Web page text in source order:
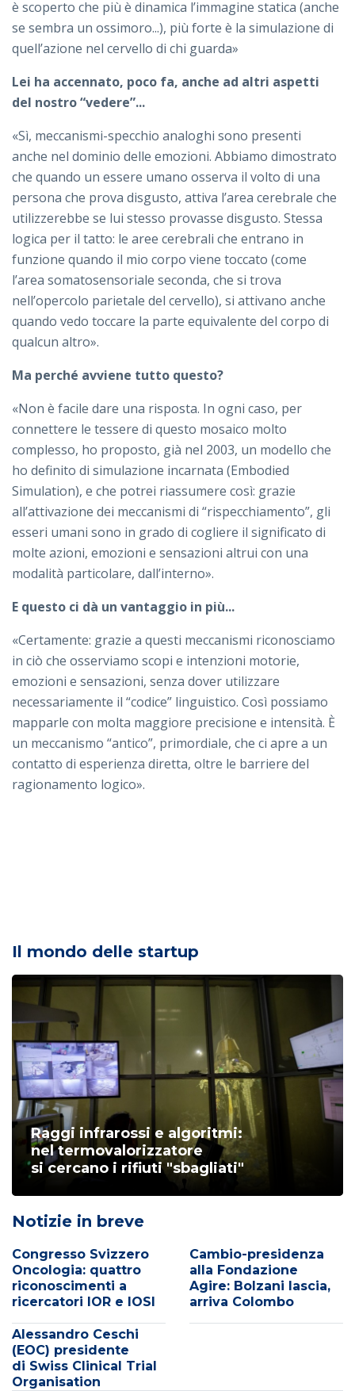
è scoperto che più è dinamica l’immagine statica (anche
se sembra un ossimoro...), più forte è la simulazione di
quell’azione nel cervello di chi guarda»
Lei ha accennato, poco fa, anche ad altri aspetti
del nostro “vedere”...
«Sì, meccanismi-specchio analoghi sono presenti
anche nel dominio delle emozioni. Abbiamo dimostrato
che quando un essere umano osserva il volto di una
persona che prova disgusto, attiva l’area cerebrale che
utilizzerebbe se lui stesso provasse disgusto. Stessa
logica per il tatto: le aree cerebrali che entrano in
funzione quando il mio corpo viene toccato (come
l’area somatosensoriale seconda, che si trova
nell’opercolo parietale del cervello), si attivano anche
quando vedo toccare la parte equivalente del corpo di
qualcun altro».
Ma perché avviene tutto questo?
«Non è facile dare una risposta. In ogni caso, per
connettere le tessere di questo mosaico molto
complesso, ho proposto, già nel 2003, un modello che
ho definito di simulazione incarnata (Embodied
Simulation), e che potrei riassumere così: grazie
all’attivazione dei meccanismi di “rispecchiamento”, gli
esseri umani sono in grado di cogliere il significato di
molte azioni, emozioni e sensazioni altrui con una
modalità particolare, dall’interno».
E questo ci dà un vantaggio in più...
«Certamente: grazie a questi meccanismi riconosciamo
in ciò che osserviamo scopi e intenzioni motorie,
emozioni e sensazioni, senza dover utilizzare
necessariamente il “codice” linguistico. Così possiamo
mapparle con molta maggiore precisione e intensità. È
un meccanismo “antico”, primordiale, che ci apre a un
contatto di esperienza diretta, oltre le barriere del
ragionamento logico».
Il mondo delle startup
Raggi infrarossi e algoritmi:
nel termovalorizzatore
si cercano i rifiuti "sbagliati"
Notizie in breve
Congresso Svizzero
Oncologia: quattro
riconoscimenti a
ricercatori IOR e IOSI
Cambio-presidenza
alla Fondazione
Agire: Bolzani lascia,
arriva Colombo
Alessandro Ceschi
(EOC) presidente
di Swiss Clinical Trial
Organisation